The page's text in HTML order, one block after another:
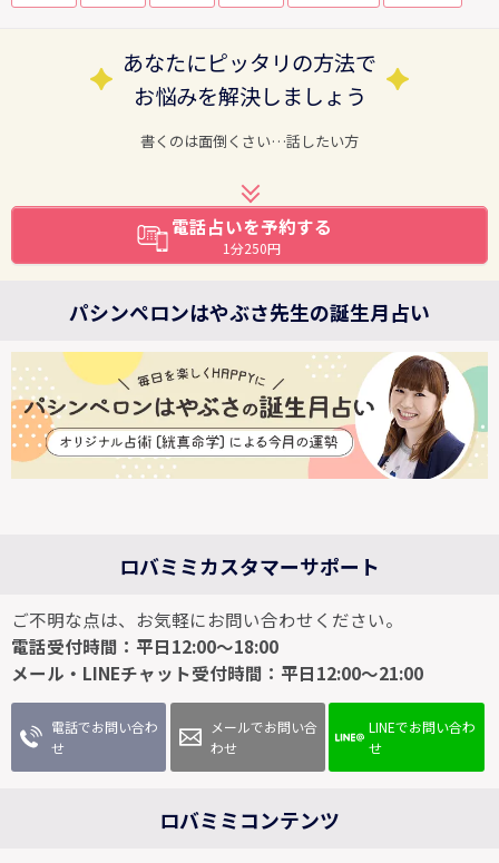
あなたにピッタリの方法で
お悩みを解決しましょう
書くのは面倒くさい…話したい方
電話占いを予約する
1分250円
パシンペロンはやぶさ先生の誕生月占い
ロバミミカスタマーサポート
ご不明な点は、お気軽にお問い合わせください。
電話受付時間：平日12:00～18:00
メール・LINEチャット受付時間：平日12:00～21:00
電話でお問い合わ
せ
メールでお問い合
わせ
LINEでお問い合わ
せ
ロバミミコンテンツ